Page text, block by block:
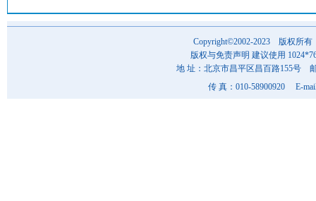
Copyright©2002-2023 版权所有
版权与免责声明 建议使用
地 址：北京市昌平区昌百路155号
传 真：010-58900920 E-